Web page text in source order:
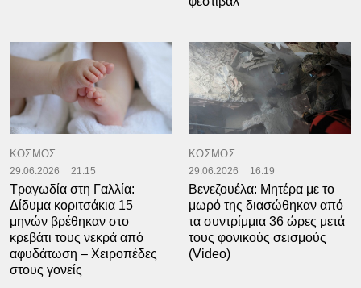
ΚΟΣΜΟΣ
29.06.2026 21:15
Τραγωδία στη Γαλλία:
Δίδυμα κοριτσάκια 15
μηνών βρέθηκαν στο
κρεβάτι τους νεκρά από
αφυδάτωση – Χειροπέδες
στους γονείς
ΚΟΣΜΟΣ
29.06.2026 16:19
Βενεζουέλα: Μητέρα με το
μωρό της διασώθηκαν από
τα συντρίμμια 36 ώρες μετά
τους φονικούς σεισμούς
(Video)